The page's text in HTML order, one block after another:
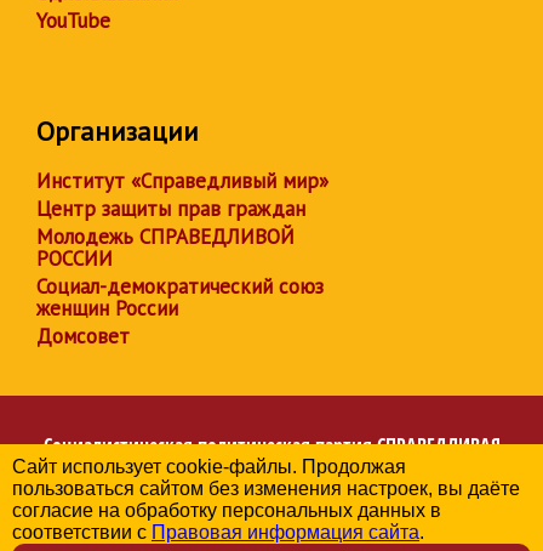
YouTube
Организации
Институт «Справедливый мир»
Центр защиты прав граждан
Молодежь СПРАВЕДЛИВОЙ
РОССИИ
Социал-демократический союз
женщин России
Домсовет
Социалистическая политическая партияСПРАВЕДЛИВАЯ
РОССИЯ
Региональное отделение партии в Калужской области
© 2006-2026
Сайт использует cookie-файлы. Продолжая
пользоваться сайтом без изменения настроек, вы даёте
согласие на обработку персональных данных в
соответствии с Правовая информация сайта.